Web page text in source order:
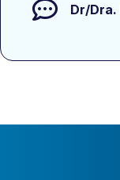
Dr/Dra.